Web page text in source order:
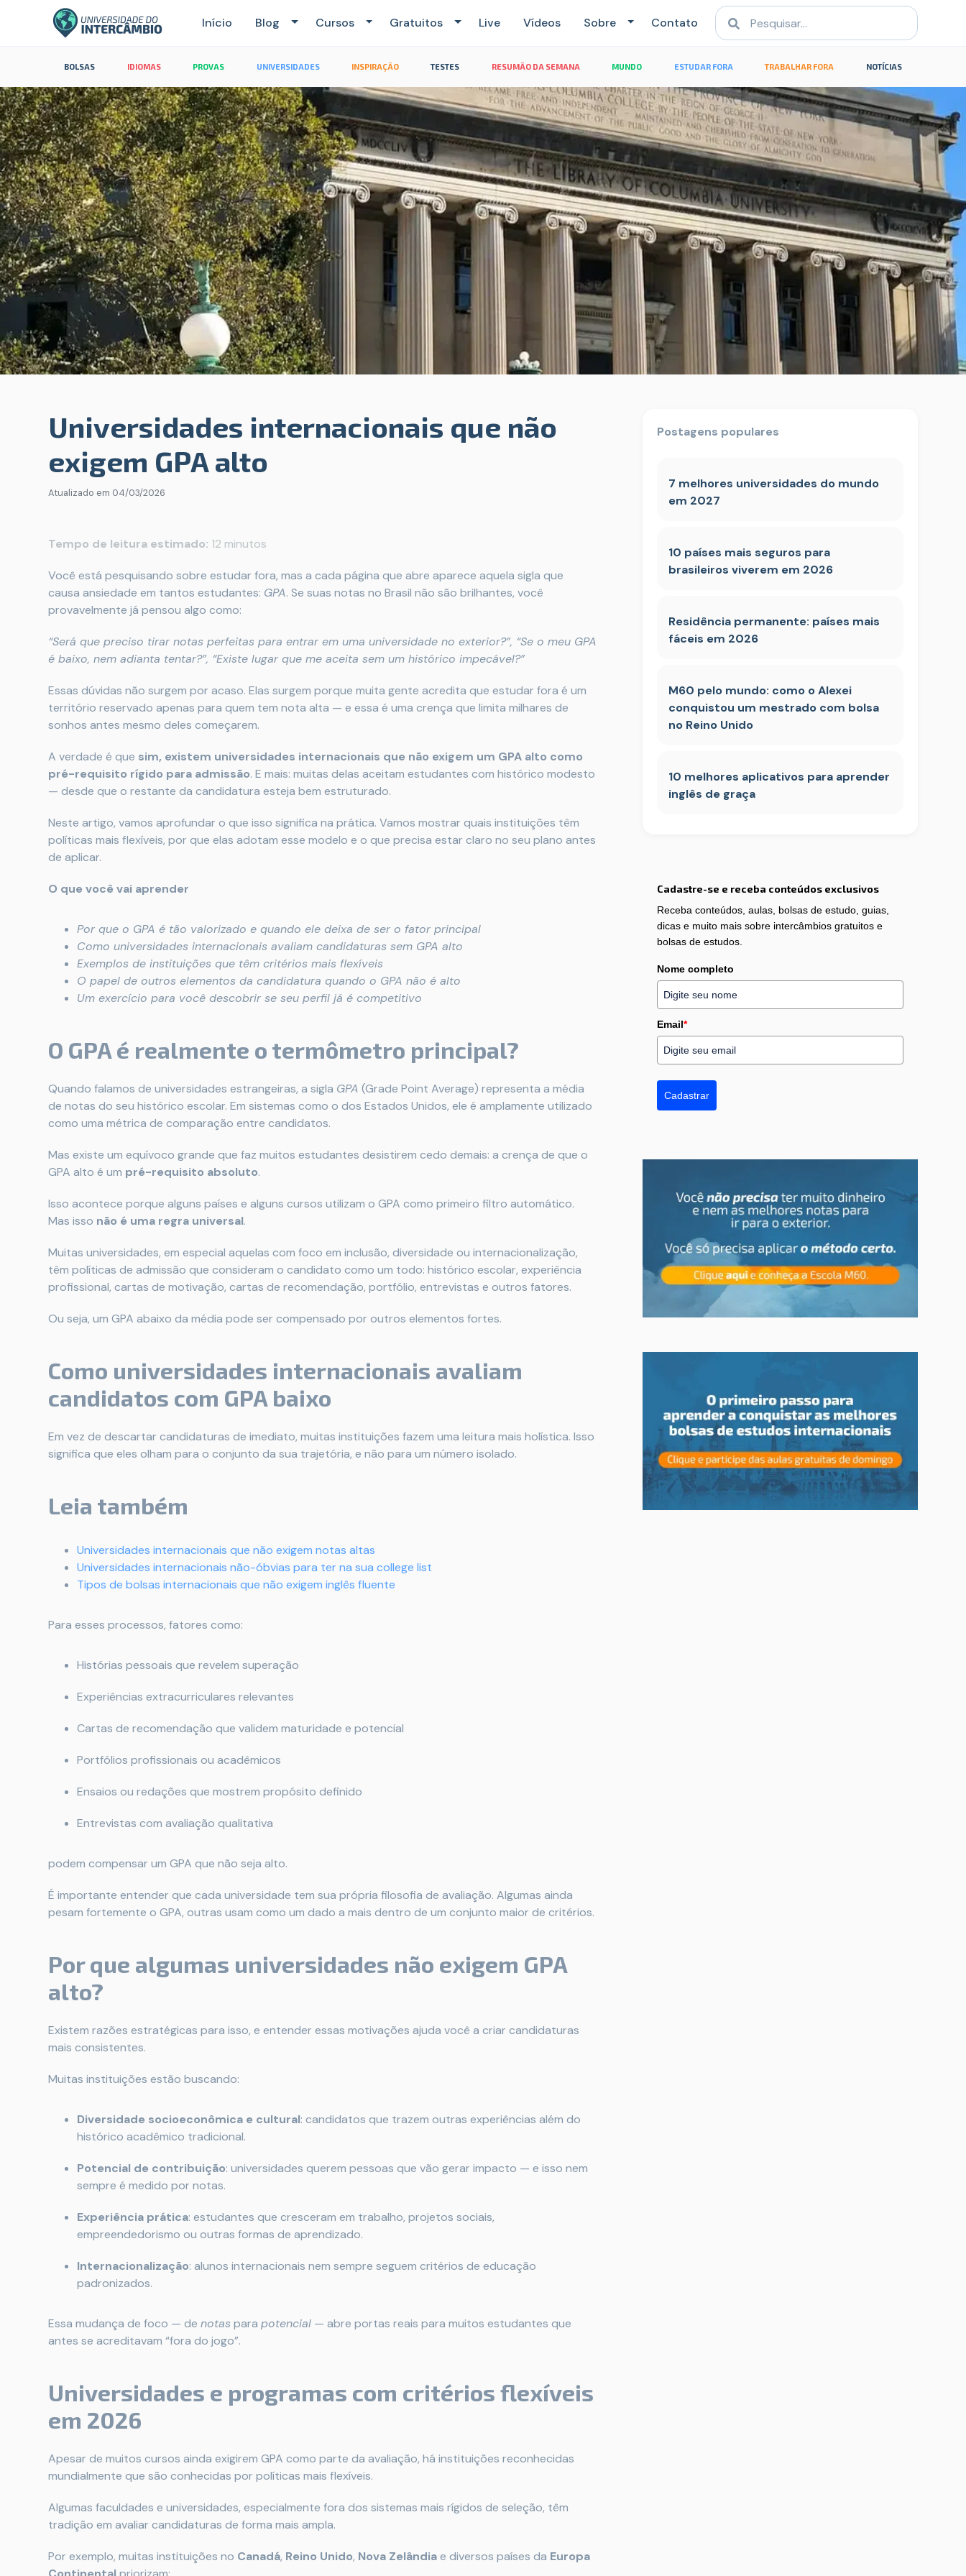
Início Blog Cursos Gratuitos Live Vídeos Sobre Contato
BOLSAS IDIOMAS PROVAS UNIVERSIDADES INSPIRAÇÃO TESTES RESUMÃO DA SEMANA MUNDO ESTUDAR FORA TRABALHAR FORA NOTÍCIAS
Universidades internacionais que não
exigem GPA alto
Atualizado em 04/03/2026
Tempo de leitura estimado: 12 minutos
Você está pesquisando sobre estudar fora, mas a cada página que abre aparece aquela sigla que
causa ansiedade em tantos estudantes: GPA. Se suas notas no Brasil não são brilhantes, você
provavelmente já pensou algo como:
“Será que preciso tirar notas perfeitas para entrar em uma universidade no exterior?”, “Se o meu GPA
é baixo, nem adianta tentar?”, “Existe lugar que me aceita sem um histórico impecável?”
Essas dúvidas não surgem por acaso. Elas surgem porque muita gente acredita que estudar fora é um
território reservado apenas para quem tem nota alta — e essa é uma crença que limita milhares de
sonhos antes mesmo deles começarem.
A verdade é que sim, existem universidades internacionais que não exigem um GPA alto como
pré-requisito rígido para admissão. E mais: muitas delas aceitam estudantes com histórico modesto
— desde que o restante da candidatura esteja bem estruturado.
Neste artigo, vamos aprofundar o que isso significa na prática. Vamos mostrar quais instituições têm
políticas mais flexíveis, por que elas adotam esse modelo e o que precisa estar claro no seu plano antes
de aplicar.
O que você vai aprender
Por que o GPA é tão valorizado e quando ele deixa de ser o fator principal
Como universidades internacionais avaliam candidaturas sem GPA alto
Exemplos de instituições que têm critérios mais flexíveis
O papel de outros elementos da candidatura quando o GPA não é alto
Um exercício para você descobrir se seu perfil já é competitivo
O GPA é realmente o termômetro principal?
Quando falamos de universidades estrangeiras, a sigla GPA (Grade Point Average) representa a média
de notas do seu histórico escolar. Em sistemas como o dos Estados Unidos, ele é amplamente utilizado
como uma métrica de comparação entre candidatos.
Mas existe um equívoco grande que faz muitos estudantes desistirem cedo demais: a crença de que o
GPA alto é um pré-requisito absoluto.
Isso acontece porque alguns países e alguns cursos utilizam o GPA como primeiro filtro automático.
Mas isso não é uma regra universal.
Muitas universidades, em especial aquelas com foco em inclusão, diversidade ou internacionalização,
têm políticas de admissão que consideram o candidato como um todo: histórico escolar, experiência
profissional, cartas de motivação, cartas de recomendação, portfólio, entrevistas e outros fatores.
Ou seja, um GPA abaixo da média pode ser compensado por outros elementos fortes.
Como universidades internacionais avaliam
candidatos com GPA baixo
Em vez de descartar candidaturas de imediato, muitas instituições fazem uma leitura mais holística. Isso
significa que eles olham para o conjunto da sua trajetória, e não para um número isolado.
Leia também
Universidades internacionais que não exigem notas altas
Universidades internacionais não-óbvias para ter na sua college list
Tipos de bolsas internacionais que não exigem inglês fluente
Para esses processos, fatores como:
Histórias pessoais que revelem superação
Experiências extracurriculares relevantes
Cartas de recomendação que validem maturidade e potencial
Portfólios profissionais ou acadêmicos
Ensaios ou redações que mostrem propósito definido
Entrevistas com avaliação qualitativa
podem compensar um GPA que não seja alto.
É importante entender que cada universidade tem sua própria filosofia de avaliação. Algumas ainda
pesam fortemente o GPA, outras usam como um dado a mais dentro de um conjunto maior de critérios.
Por que algumas universidades não exigem GPA
alto?
Existem razões estratégicas para isso, e entender essas motivações ajuda você a criar candidaturas
mais consistentes.
Muitas instituições estão buscando:
Diversidade socioeconômica e cultural: candidatos que trazem outras experiências além do
histórico acadêmico tradicional.
Potencial de contribuição: universidades querem pessoas que vão gerar impacto — e isso nem
sempre é medido por notas.
Experiência prática: estudantes que cresceram em trabalho, projetos sociais,
empreendedorismo ou outras formas de aprendizado.
Internacionalização: alunos internacionais nem sempre seguem critérios de educação
padronizados.
Essa mudança de foco — de notas para potencial — abre portas reais para muitos estudantes que
antes se acreditavam “fora do jogo”.
Universidades e programas com critérios flexíveis
em 2026
Apesar de muitos cursos ainda exigirem GPA como parte da avaliação, há instituições reconhecidas
mundialmente que são conhecidas por políticas mais flexíveis.
Algumas faculdades e universidades, especialmente fora dos sistemas mais rígidos de seleção, têm
tradição em avaliar candidaturas de forma mais ampla.
Por exemplo, muitas instituições no Canadá, Reino Unido, Nova Zelândiae diversos países da Europa
Postagens populares
7 melhores universidades do mundo
em 2027
10 países mais seguros para
brasileiros viverem em 2026
Residência permanente: países mais
fáceis em 2026
M60 pelo mundo: como o Alexei
conquistou um mestrado com bolsa
no Reino Unido
10 melhores aplicativos para aprender
inglês de graça
Cadastre-se e receba conteúdos exclusivos
Receba conteúdos, aulas, bolsas de estudo, guias,
dicas e muito mais sobre intercâmbios gratuitos e
bolsas de estudos.
Nome completo
Email*
Cadastrar